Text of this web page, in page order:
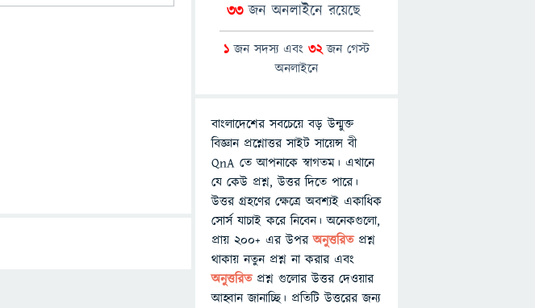
33জন অনলাইনে রয়েছে
1 জন সদস্য এবং 32জন গেস্ট
অনলাইনে
বাংলাদেশের সবচেয়ে বড় উন্মুক্ত
বিজ্ঞান প্রশ্নোত্তর সাইট সায়েন্স বী
QnA তে আপনাকে স্বাগতম। এখানে
যে কেউ প্রশ্ন, উত্তর দিতে পারে।
উত্তর গ্রহণের ক্ষেত্রে অবশ্যই একাধিক
সোর্স যাচাই করে নিবেন। অনেকগুলো,
প্রায় ২০০+ এর উপরঅনুত্তরিতপ্রশ্ন
থাকায় নতুন প্রশ্ন না করার এবং
অনুত্তরিত প্রশ্ন গুলোর উত্তর দেওয়ার
আহ্বান জানাচ্ছি। প্রতিটি উত্তরের জন্য